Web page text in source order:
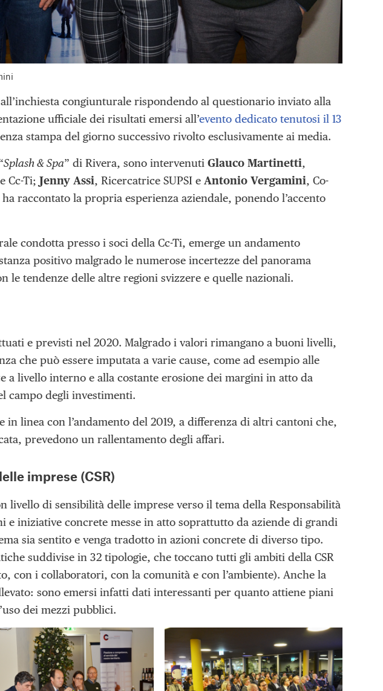
congiunturale rispondendo al questionario inviato alla
ufficiale dei risultati emersi all’evento dedicato tenutosi il 13
stampa del giorno successivo rivolto esclusivamente ai media.
Splash & Spa” di Rivera, sono intervenuti Glauco Martinetti,
Cc-Ti; Jenny Assi, Ricercatrice SUPSI e Antonio Vergamini, Co-
raccontato la propria esperienza aziendale, ponendo l’accento
condotta presso i soci della Cc-Ti, emerge un andamento
positivo malgrado le numerose incertezze del panorama
le tendenze delle altre regioni svizzere e quelle nazionali.
e previsti nel 2020. Malgrado i valori rimangano a buoni livelli,
che può essere imputata a varie cause, come ad esempio alle
a livello interno e alla costante erosione dei margini in atto da
campo degli investimenti.
linea con l’andamento del 2019, a differenza di altri cantoni che,
prevedono un rallentamento degli affari.
imprese (CSR)
livello di sensibilità delle imprese verso il tema della Responsabilità
e iniziative concrete messe in atto soprattutto da aziende di grandi
sia sentito e venga tradotto in azioni concrete di diverso tipo.
suddivise in 32 tipologie, che toccano tutti gli ambiti della CSR
con i collaboratori, con la comunità e con l’ambiente). Anche la
sono emersi infatti dati interessanti per quanto attiene piani
dei mezzi pubblici.